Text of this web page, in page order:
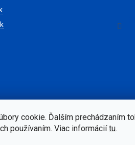
cookie. Ďalším prechádzaním
používaním. Viac informáciítu.